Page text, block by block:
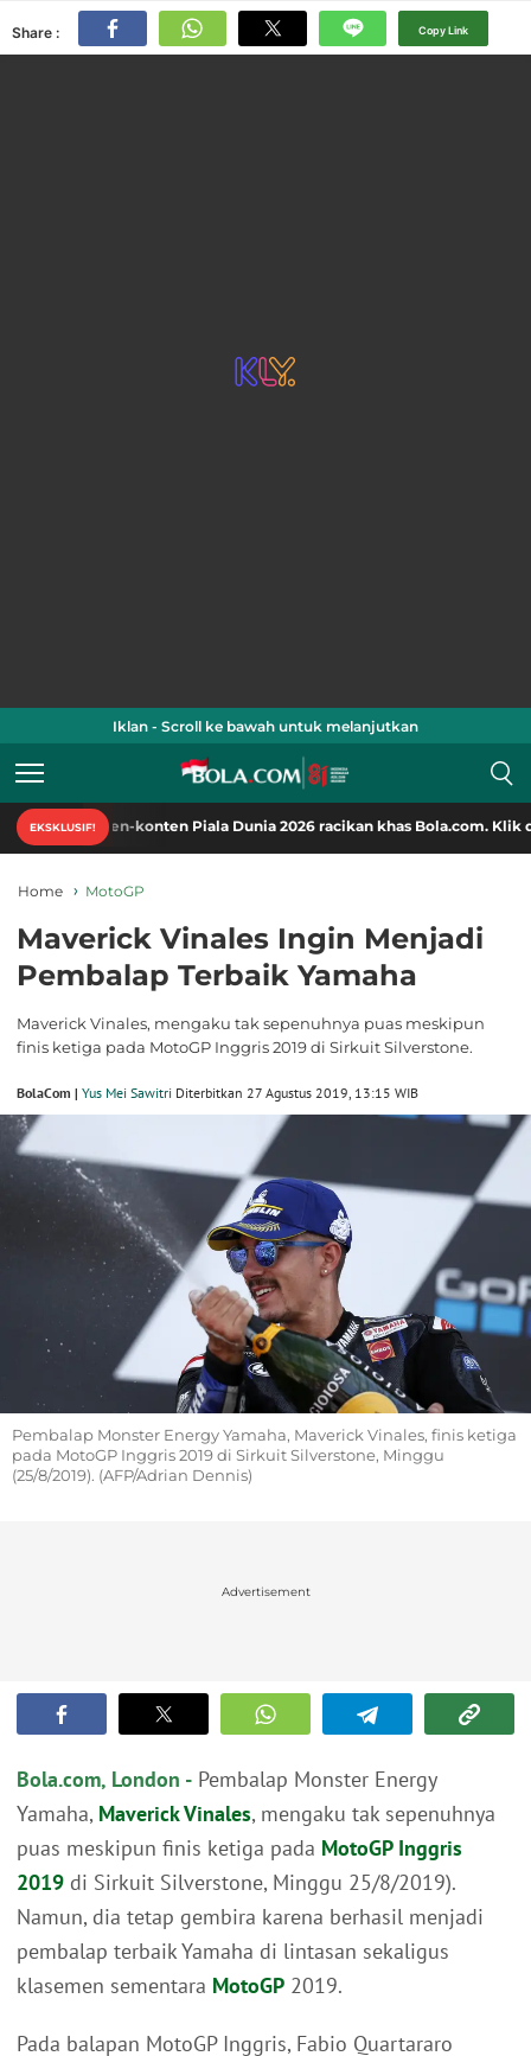
Share : Copy Link
Iklan - Scroll ke bawah untuk melanjutkan
EKSKLUSIF!
konten Piala Dunia 2026 racikan khas Bola.com. Klik di sini!
Home MotoGP
Maverick Vinales Ingin Menjadi
Pembalap Terbaik Yamaha
Maverick Vinales, mengaku tak sepenuhnya puas meskipun
finis ketiga pada MotoGP Inggris 2019 di Sirkuit Silverstone.
BolaCom | Yus Mei Sawitri Diterbitkan 27 Agustus 2019, 13:15 WIB
Pembalap Monster Energy Yamaha, Maverick Vinales, finis ketiga
pada MotoGP Inggris 2019 di Sirkuit Silverstone, Minggu
(25/8/2019). (AFP/Adrian Dennis)
Advertisement
Bola.com, London - Pembalap Monster Energy
Yamaha, Maverick Vinales, mengaku tak sepenuhnya
puas meskipun finis ketiga pada MotoGP Inggris
2019 di Sirkuit Silverstone, Minggu 25/8/2019).
Namun, dia tetap gembira karena berhasil menjadi
pembalap terbaik Yamaha di lintasan sekaligus
klasemen sementara MotoGP 2019.
Pada balapan MotoGP Inggris, Fabio Quartararo